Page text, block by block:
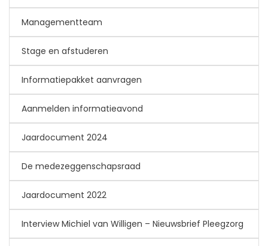
Managementteam
Stage en afstuderen
Informatiepakket aanvragen
Aanmelden informatieavond
Jaardocument 2024
De medezeggenschapsraad
Jaardocument 2022
Interview Michiel van Willigen – Nieuwsbrief Pleegzorg